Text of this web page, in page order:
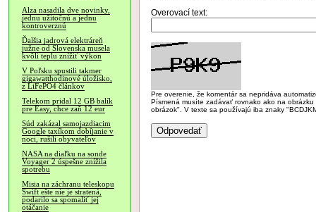
Alza nasadila dve novinky,
jednu užitočnú a jednu
kontroverznú
Ďalšia jadrová elektráreň
južne od Slovenska musela
kvôli teplu znížiť výkon
V Poľsku spustili takmer
gigawatthodinové úložisko,
z LiFePO4 článkov
Telekom pridal 12 GB balík
pre Easy, chce zaň 12 eur
Súd zakázal samojazdiacim
Google taxíkom dobíjanie v
noci, rušili obyvateľov
NASA na diaľku na sonde
Voyager 2 úspešne znížila
spotrebu
Misia na záchranu teleskopu
Swift ešte nie je stratená,
podarilo sa spomaliť jej
otáčanie
Overovací text:
Pre overenie, že komentár sa nepridáva
Písmená musíte zadávať rovnako ako na
obrázok". V texte sa používajú iba znaky